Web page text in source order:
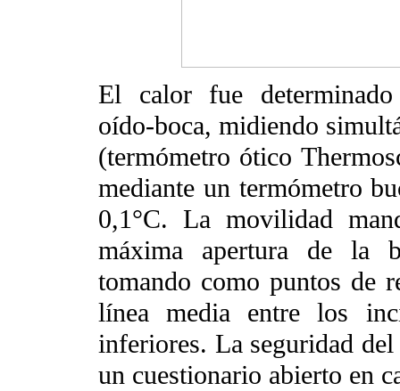
El calor fue
oído-boca, midiendo
(termómetro ótico
mediante un termómetro
0,1°C. La movilidad
máxima apertura de la
tomando como puntos de
línea media entre los
inferiores. La seguridad
un cuestionario abierto en